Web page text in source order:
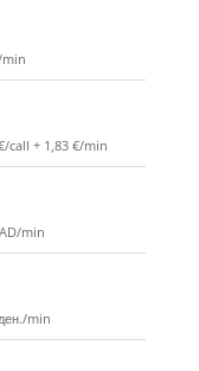
min
call + 1,83 €/min
min
min